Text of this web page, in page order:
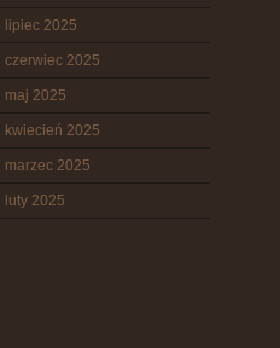
lipiec 2025
czerwiec 2025
maj 2025
kwiecień 2025
marzec 2025
luty 2025